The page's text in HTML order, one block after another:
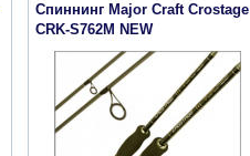
Спиннинг Major Craft Crostage
CRK-S762M NEW